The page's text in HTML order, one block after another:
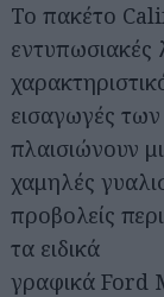
Το πακέτο
εντυπωσιακές
εισαγωγές
πλαισιώνουν
χαμηλές
προβολείς
τα ειδικά
γραφικά Ford